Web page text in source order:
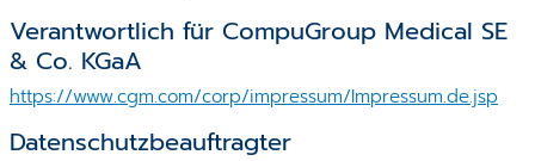
Verantwortlich für CompuGroup Medical SE
& Co. KGaA
https://www.cgm.com/corp/impressum/Impressum.de.jsp
Datenschutzbeauftragter